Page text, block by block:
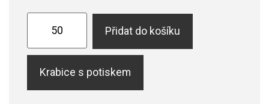
Přidat do košíku
Krabice s potiskem